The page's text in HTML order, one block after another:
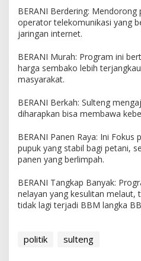
BERANI Berdering:
operator telekomunikasi yang
jaringan internet.
BERANI Murah: Program ini
harga sembako lebih
masyarakat.
BERANI Berkah: Sulteng
diharapkan bisa membawa
BERANI Panen Raya: Ini Fokus
pupuk yang stabil bagi petani,
panen yang berlimpah.
BERANI Tangkap Banyak:
nelayan yang kesulitan melaut,
tidak lagi terjadi BBM langka
politik sulteng